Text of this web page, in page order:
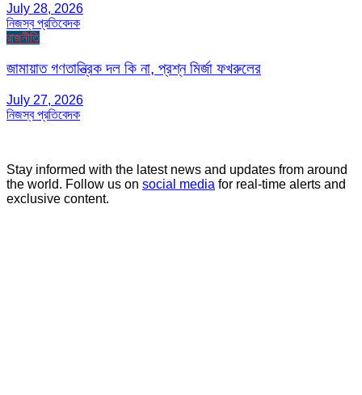
July 28, 2026
নিজস্ব প্রতিবেদক
রাজনীতি
জামায়াত গণতান্ত্রিক দল কি না, প্রশ্ন মির্জা ফখরুলের
July 27, 2026
নিজস্ব প্রতিবেদক
Stay informed with the latest news and updates from around
the world. Follow us on social media for real-time alerts and
exclusive content.